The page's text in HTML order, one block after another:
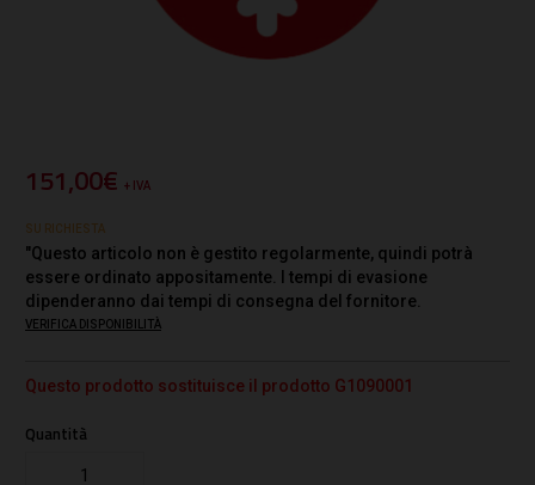
151,00€ + IVA
SU RICHIESTA
"Questo articolo non è gestito regolarmente, quindi potrà
essere ordinato appositamente. I tempi di evasione
dipenderanno dai tempi di consegna del fornitore.
VERIFICA DISPONIBILITÀ
Questo prodotto sostituisce il prodotto G1090001
Quantità